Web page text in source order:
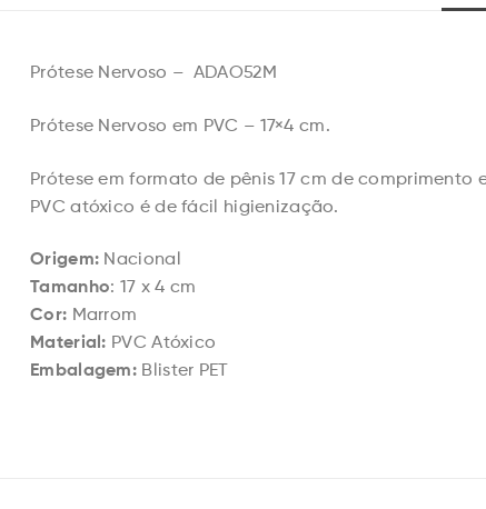
Prótese Nervoso – ADAO52M
Prótese Nervoso em PVC – 17×4 cm.
Prótese em formato de pênis 17 cm de
PVC atóxico é de fácil higienização.
Origem: Nacional
Tamanho: 17 x 4 cm
Cor: Marrom
Material: PVC Atóxico
Embalagem: Blister PET